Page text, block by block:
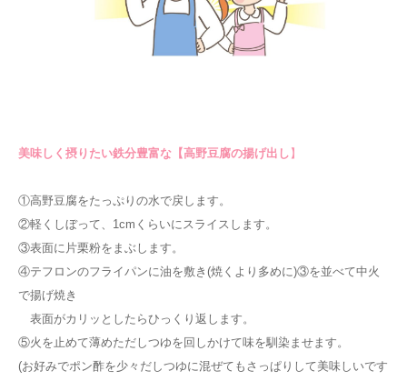
美味しく摂りたい鉄分豊富な【高野豆腐の揚げ出し 】
①高野豆腐をたっぷりの水で戻します。
②軽くしぼって、1cmくらいにスライスします。
③表面に片栗粉をまぶします。
④テフロンのフライパンに油を敷き(焼くより多めに)③を並べて中火
で揚げ焼き
表面がカリッとしたらひっくり返します。
⑤火を止めて薄めただしつゆを回しかけて味を馴染ませます。
(お好みでポン酢を少々だしつゆに混ぜてもさっぱりして美味しいです